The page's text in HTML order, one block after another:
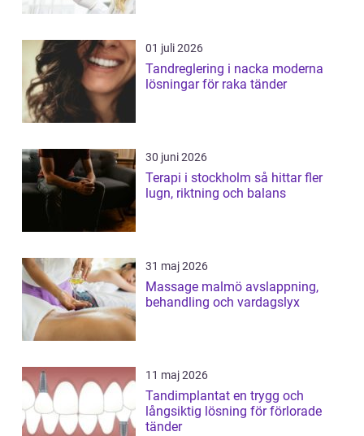
01 juli 2026
Tandreglering i nacka moderna
lösningar för raka tänder
30 juni 2026
Terapi i stockholm så hittar fler
lugn, riktning och balans
31 maj 2026
Massage malmö avslappning,
behandling och vardagslyx
11 maj 2026
Tandimplantat en trygg och
långsiktig lösning för förlorade
tänder